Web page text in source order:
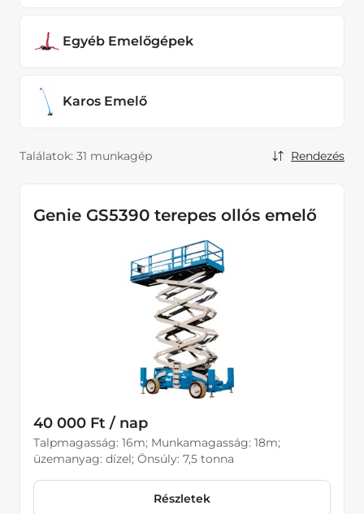
Karos Emelő
Hűtés fűtés, Páramentesítők
Kotrógépek
Egyéb Emelőgépek
Karos Emelő
Találatok: 31 munkagép Rendezés
Genie GS5390 terepes ollós emelő
40 000 Ft / nap
Talpmagasság: 16m; Munkamagasság: 18m;
üzemanyag: dízel; Önsúly: 7,5 tonna
Részletek